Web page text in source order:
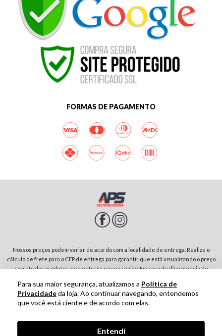
Para sua maior segurança, atualizamos a Política de
Privacidadeda loja. Ao continuar navegando, entendemos
que você está ciente e de acordo com elas.
Entendi
FORMAS DE PAGAMENTO
Nossos preços podem variar de acordo com a localidade de entrega. Realize o
cálculo de frete para o CEP de entrega para garantir que está visualizando o preço
correto dos produtos para entrega na sua região. Em caso de divergência de
no carrinho de compras. Rodovia SP-342, Parque Residencial Jardim São Domingos |
13874-243-São João da Boa Vista-SP | CNPJ: 01.910.513/0001-00
Tecnologia